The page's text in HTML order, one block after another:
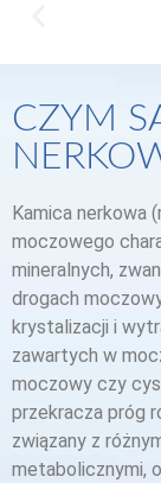
CZYM
Kamica nerkowa
moczowego
mineralnych,
drogach
krystalizacji i
zawartych w
moczowy czy
przekracza próg
związany z
metabolicznymi,